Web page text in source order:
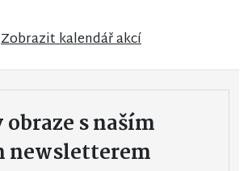
Zobrazit kalendář akcí
s naším
newsletterem